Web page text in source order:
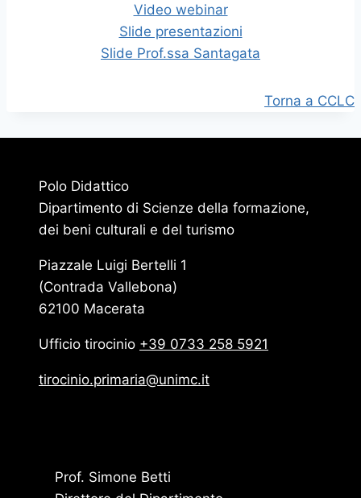
Video webinar
Slide presentazioni
Slide Prof.ssa Santagata
Torna a CCLC
Polo Didattico
Dipartimento di Scienze della formazione,
dei beni culturali e del turismo
Piazzale Luigi Bertelli 1
(Contrada Vallebona)
62100 Macerata
Ufficio tirocinio +39 0733 258 5921
tirocinio.primaria@unimc.it
Prof. Simone Betti